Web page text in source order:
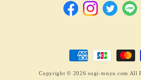
FacebookInstagramTwitterLINE
方
Copyright © 2026 sogi-tonya.com All